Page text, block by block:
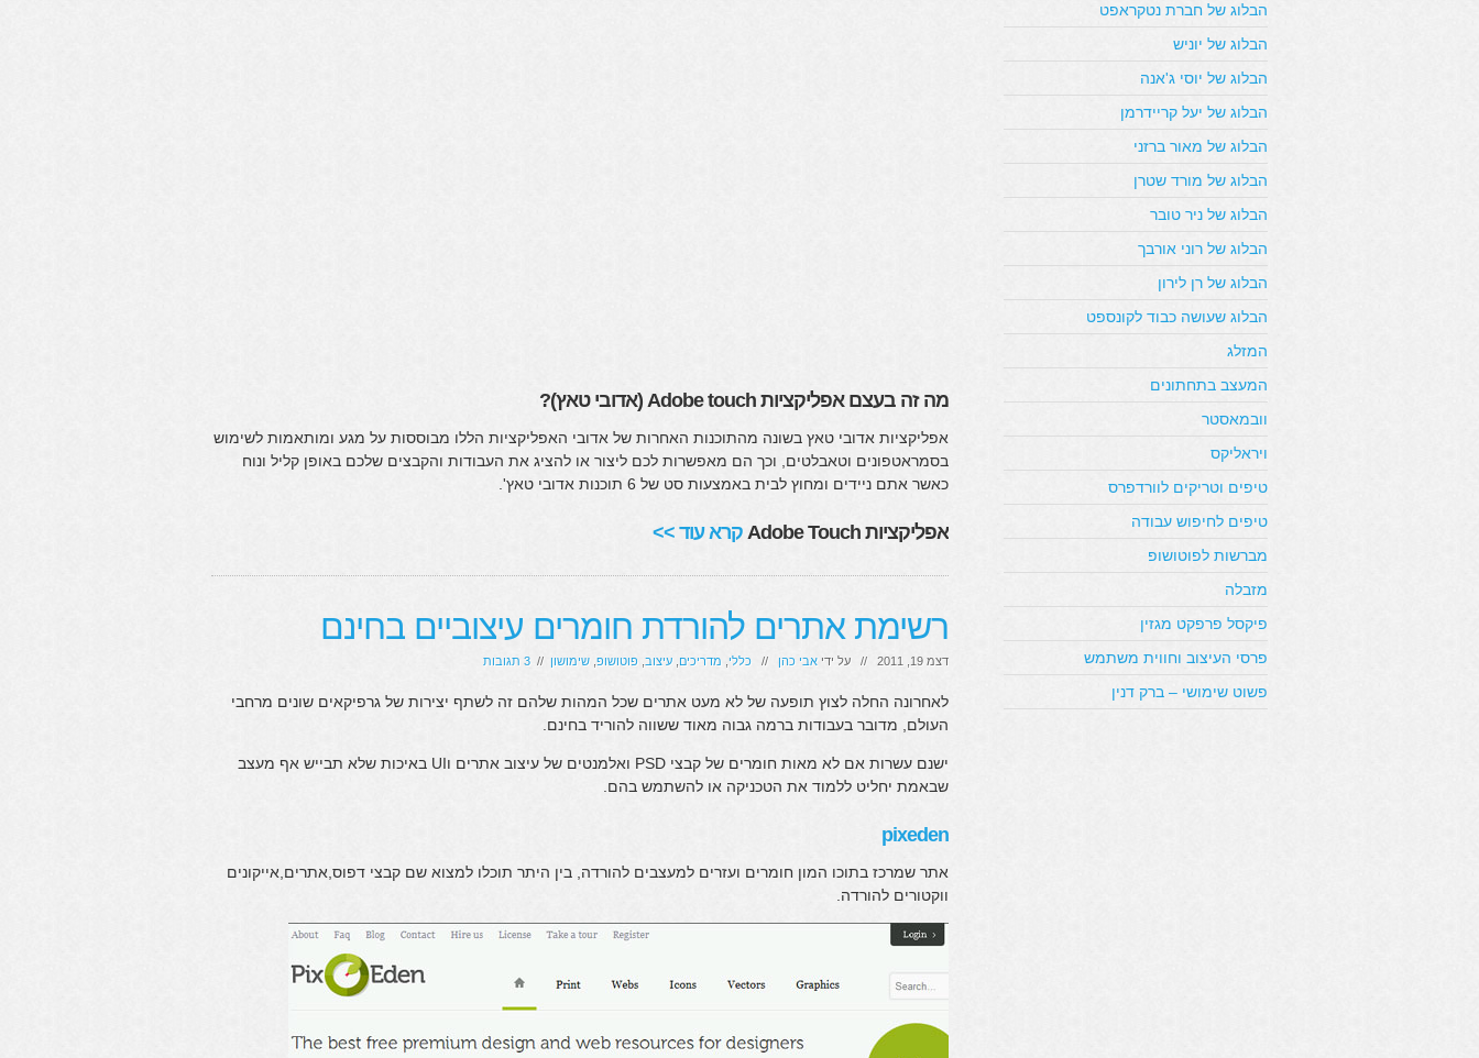
מה זה בעצם אפליקציות Adobe touch (אדובי טאץ)?
אפליקציות אדובי טאץ בשונה מהתוכנות האחרות של אדובי האפליקציות הללו מבוססות על מגע ומותאמות לשימוש
בסמראטפונים וטאבלטים, וכך הם מאפשרות לכם ליצור או להציג את העבודות והקבצים שלכם באופן קליל ונוח
כאשר אתם ניידים ומחוץ לבית באמצעות סט של 6 תוכנות אדובי טאץ'.
אפליקציות Adobe Touch קרא עוד >>
רשימת אתרים להורדת חומרים עיצוביים בחינם
דצמ 19, 2011 // על ידי אבי כהן // כללי מדריכים עיצוב פוטושופ שימושון // 3 תגובות
לאחרונה החלה לצוץ תופעה של לא מעט אתרים שכל המהות שלהם זה לשתף יצירות של גרפיקאים שונים מרחבי
העולם, מדובר בעבודות ברמה גבוה מאוד ששווה להוריד בחינם.
ישנם עשרות אם לא מאות חומרים של קבצי PSD ואלמנטים של עיצוב אתרים וUI באיכות שלא תבייש אף מעצב
שבאמת יחליט ללמוד את הטכניקה או להשתמש בהם.
pixeden
אתר שמרכז בתוכו המון חומרים ועזרים למעצבים להורדה, בין היתר תוכלו למצוא שם קבצי דפוס,אתרים,אייקונים
ווקטורים להורדה.
הבלוג של חברת נטקראפט
הבלוג של יוניש
הבלוג של יוסי ג'אנה
הבלוג של יעל קריידרמן
הבלוג של מאור ברזני
הבלוג של מורד שטרן
הבלוג של ניר טובר
הבלוג של רוני אורבך
הבלוג של רן לירון
הבלוג שעושה כבוד לקונספט
המזלג
המעצב בתחתונים
וובמאסטר
ויראליקס
טיפים וטריקים לוורדפרס
טיפים לחיפוש עבודה
מברשות לפוטושופ
מזבלה
פיקסל פרפקט מגזין
פרסי העיצוב וחווית משתמש
פשוט שימושי – ברק דנין